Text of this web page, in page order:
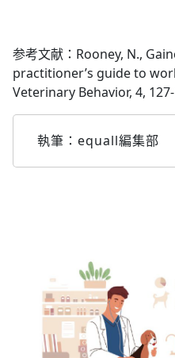
参考文献：Rooney, N.,
practitioner’s guide to
Veterinary Behavior, 4,
執筆：equall編集部